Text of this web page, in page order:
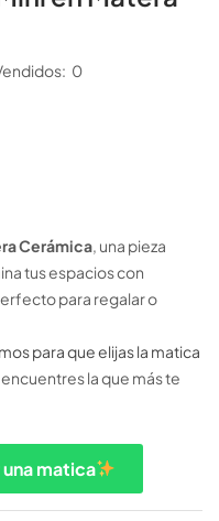
0
Cerámica, una pieza
tus espacios con
para regalar o
para que elijas la matica
encuentres la que más te
matica